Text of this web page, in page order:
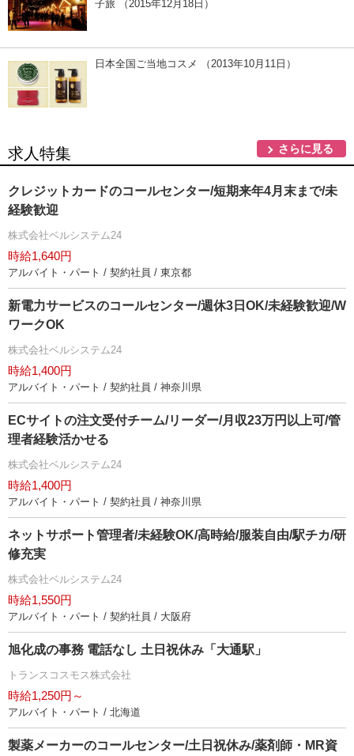
子旅 （2015年12月18日）
日本全国ご当地コスメ （2013年10月11日）
求人特集 さらに見る
クレジットカードのコールセンター/短期来年4月末まで/未
経験歓迎
株式会社ベルシステム24
時給1,640円
アルバイト・パート / 契約社員 / 東京都
新電力サービスのコールセンター/週休3日OK/未経験歓迎/W
ワークOK
株式会社ベルシステム24
時給1,400円
アルバイト・パート / 契約社員 / 神奈川県
ECサイトの注文受付チーム/リーダー/月収23万円以上可/管
理者経験活かせる
株式会社ベルシステム24
時給1,400円
アルバイト・パート / 契約社員 / 神奈川県
ネットサポート管理者/未経験OK/高時給/服装自由/駅チカ/研
修充実
株式会社ベルシステム24
時給1,550円
アルバイト・パート / 契約社員 / 大阪府
旭化成の事務 電話なし 土日祝休み「大通駅」
トランスコスモス株式会社
時給1,250円～
アルバイト・パート / 北海道
製薬メーカーのコールセンター/土日祝休み/薬剤師・MR資